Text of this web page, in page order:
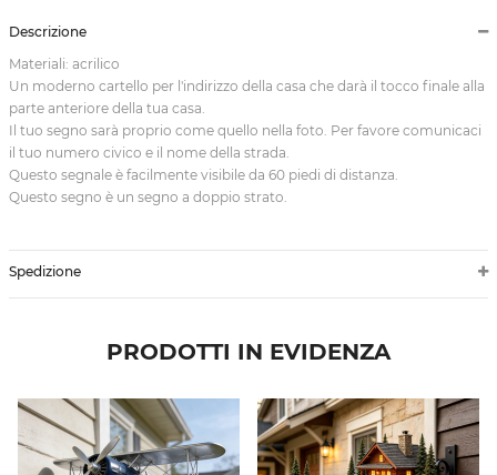
Descrizione
Materiali: acrilico
Un moderno cartello per l'indirizzo della casa che darà il tocco finale alla
parte anteriore della tua casa.
Il tuo segno sarà proprio come quello nella foto. Per favore comunicaci
il tuo numero civico e il nome della strada.
Questo segnale è facilmente visibile da 60 piedi di distanza.
Questo segno è un segno a doppio strato.
Spedizione
PRODOTTI IN EVIDENZA